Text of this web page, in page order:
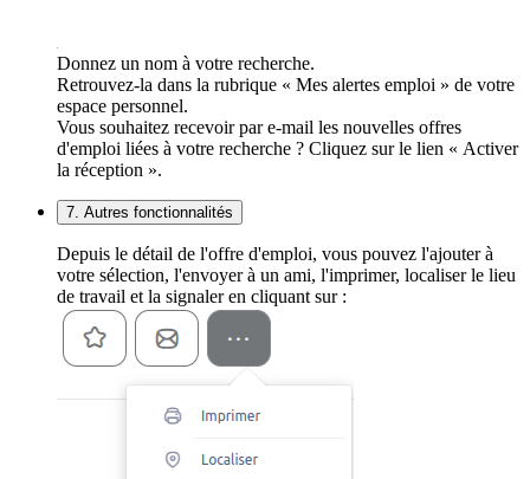
Donnez un nom à votre recherche.
Retrouvez-la dans la rubrique « Mes alertes emploi » de votre
espace personnel.
Vous souhaitez recevoir par e-mail les nouvelles offres
d'emploi liées à votre recherche ? Cliquez sur le lien « Activer
la réception ».
7. Autres fonctionnalités
Depuis le détail de l'offre d'emploi, vous pouvez l'ajouter à
votre sélection, l'envoyer à un ami, l'imprimer, localiser le lieu
de travail et la signaler en cliquant sur :